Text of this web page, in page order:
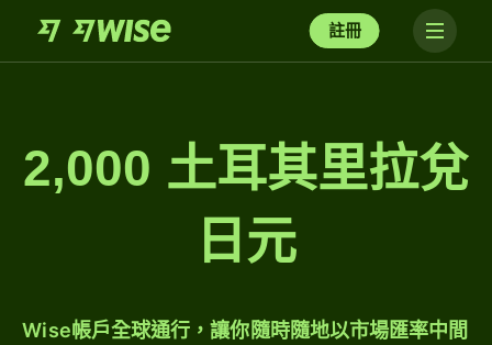
註冊
2,000 土耳其里拉兌
日元
Wise帳戶全球通行，讓你隨時隨地以市場匯率中間